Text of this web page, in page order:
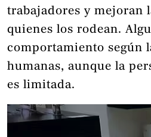
trabajadores y mejoran
quienes los rodean.
comportamiento según
humanas, aunque la
es limitada.